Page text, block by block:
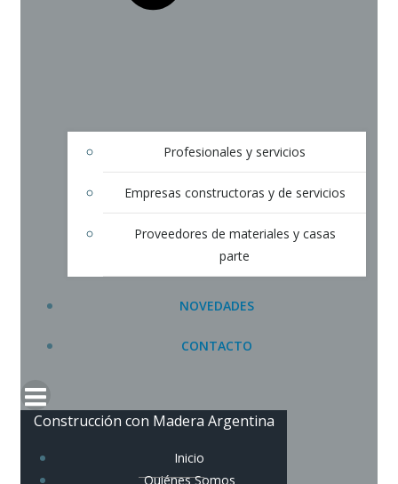
Profesionales y servicios
Empresas constructoras y de servicios
Proveedores de materiales y casas
parte
NOVEDADES
CONTACTO
Construcción con Madera Argentina
Inicio
Quiénes Somos